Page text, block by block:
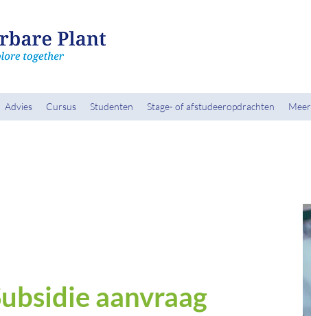
Advies Cursus Studenten Stage- of afstudeeropdrachten Meer
aanvraag